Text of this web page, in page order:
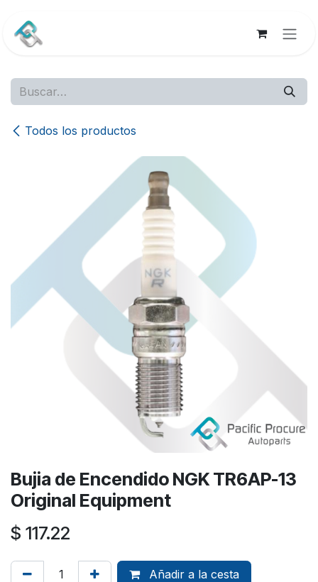
Todos los productos
Bujia de Encendido NGK TR6AP-13
Original Equipment
$ 117.22
Añadir a la cesta